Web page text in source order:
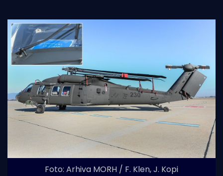
Foto: Arhiva MORH / F. Klen, J. Kopi